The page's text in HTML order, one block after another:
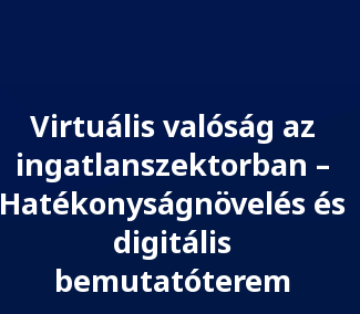
Virtuális valóság az
ingatlanszektorban –
Hatékonyságnövelés és
digitális
bemutatóterem